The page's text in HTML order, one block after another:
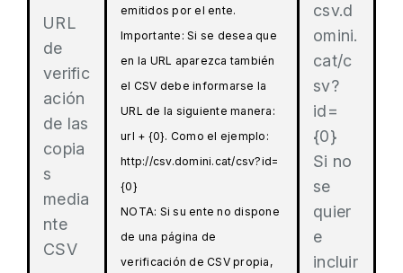
URL
de
verific
ación
de las
copia
s
media
nte
CSV
emitidos por el ente.
Importante: Si se desea que
en la URL aparezca también
el CSV debe informarse la
URL de la siguiente manera:
url + {0}. Como el ejemplo:
http://csv.domini.cat/csv?id=
{0}
NOTA: Si su ente no dispone
de una página de
verificación de CSV propia,
csv.d
omini.
cat/c
sv?
id=
{0}
Si no
se
quier
e
incluir